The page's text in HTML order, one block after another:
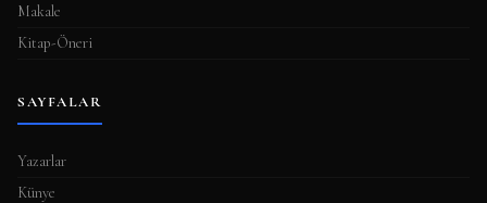
Makale
Kitap-Öneri
SAYFALAR
Yazarlar
Künye